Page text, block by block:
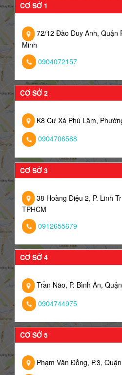
CƠ SỞ 1
72/12 Đào Duy Anh, Quận
Minh
0904072157
CƠ SỞ 2
K8 Cư Xá Phú Lâm,
0904706588
CƠ SỞ 3
38 Hoàng Diệu 2, P. Linh
TPHCM
0912655679
CƠ SỞ 4
Trần Não, P. Bình An,
0904744975
CƠ SỞ 5
Phạm Văn Đồng, P.3,